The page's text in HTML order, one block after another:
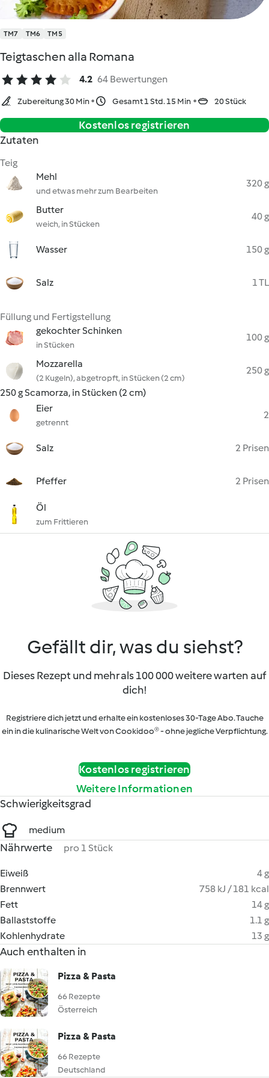
TM7 TM6 TM5
Teigtaschen alla Romana
4.2 64 Bewertungen
Zubereitung 30 Min Gesamt 1 Std. 15 Min 20 Stück
Kostenlos registrieren
Zutaten
Teig
Mehl
und etwas mehr zum Bearbeiten
320 g
Butter
weich, in Stücken
40 g
Wasser 150 g
Salz 1 TL
Füllung und Fertigstellung
gekochter Schinken
in Stücken
100 g
Mozzarella
(2 Kugeln), abgetropft, in Stücken (2 cm)
250 g
250 g Scamorza, in Stücken (2 cm)
Eier
getrennt
2
Salz 2 Prisen
Pfeffer 2 Prisen
Öl
zum Frittieren
Gefällt dir, was du siehst?
Dieses Rezept und mehr als 100 000 weitere warten auf
dich!
Registriere dich jetzt und erhalte ein kostenloses 30-Tage Abo. Tauche
ein in die kulinarische Welt von Cookidoo® - ohne jegliche Verpflichtung.
Kostenlos registrieren
Weitere Informationen
Schwierigkeitsgrad
medium
Nährwerte pro 1 Stück
Eiweiß
4 g
Brennwert
758 kJ / 181 kcal
Fett
14 g
Ballaststoffe
1.1 g
Kohlenhydrate
13 g
Auch enthalten in
Pizza & Pasta
66 Rezepte
Österreich
Pizza & Pasta
66 Rezepte
Deutschland